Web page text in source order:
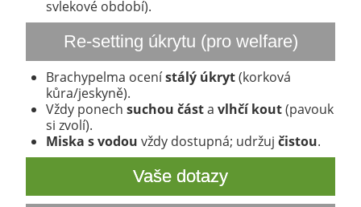
svlekové období).
Re-setting úkrytu (pro welfare)
Brachypelma ocenístálý úkryt(korková
kůra/jeskyně).
Vždy ponech suchou částa vlhčí kout(pavouk
si zvolí).
Miska s vodou vždy dostupná; udržuj čistou.
Vaše dotazy